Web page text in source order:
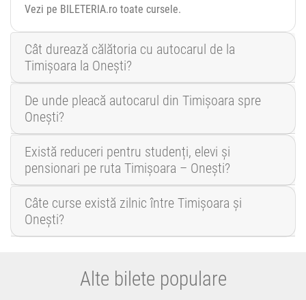
Vezi pe BILETERIA.ro toate cursele.
Cât durează călătoria cu autocarul de la
Timișoara la Onești?
De unde pleacă autocarul din Timișoara spre
Onești?
Există reduceri pentru studenți, elevi și
pensionari pe ruta Timișoara – Onești?
Câte curse există zilnic între Timișoara și
Onești?
Alte bilete populare